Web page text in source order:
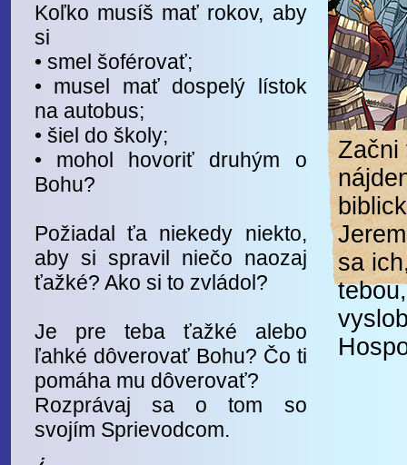
Koľko musíš mať rokov, aby
si
• smel šoférovať;
• musel mať dospelý lístok
na autobus;
• šiel do školy;
• mohol hovoriť druhým o
Bohu?
Požiadal ťa niekedy niekto,
aby si spravil niečo naozaj
ťažké? Ako si to zvládol?
Je pre teba ťažké alebo
ľahké dôverovať Bohu? Čo ti
pomáha mu dôverovať?
Rozprávaj sa o tom so
svojím Sprievodcom.
Začni
sa